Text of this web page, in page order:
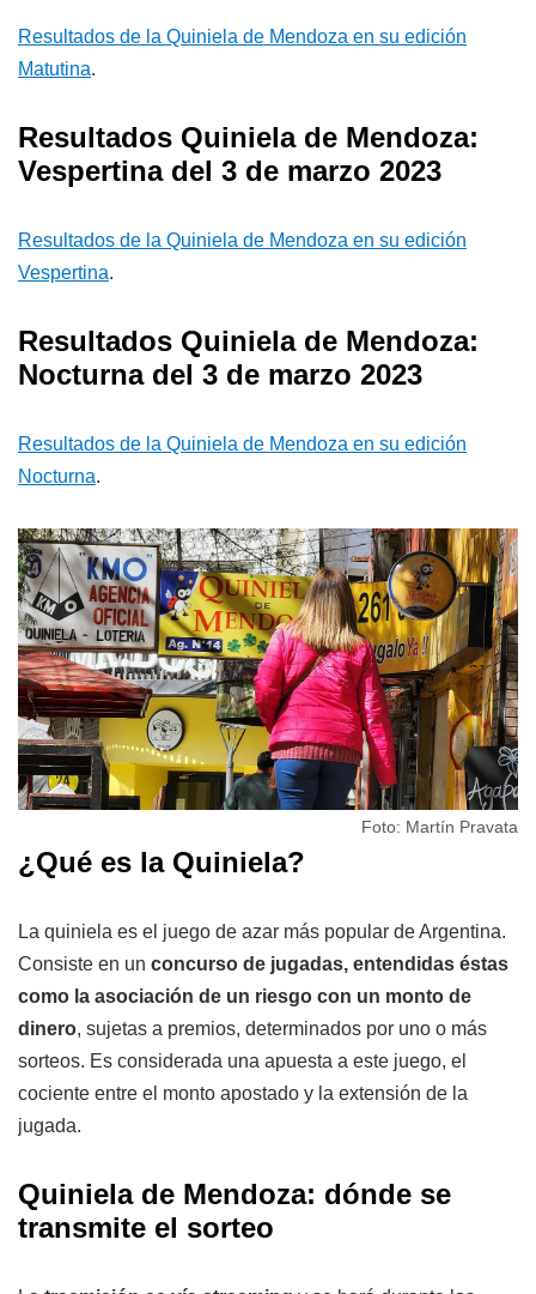
Resultados de la Quiniela de Mendoza en su edición
Matutina.
Resultados Quiniela de Mendoza:
Vespertina del 3 de marzo 2023
Resultados de la Quiniela de Mendoza en su edición
Vespertina.
Resultados Quiniela de Mendoza:
Nocturna del 3 de marzo 2023
Resultados de la Quiniela de Mendoza en su edición
Nocturna.
Foto: Martín Pravata
¿Qué es la Quiniela?
La quiniela es el juego de azar más popular de Argentina.
Consiste en un concurso de jugadas, entendidas éstas
como la asociación de un riesgo con un monto de
dinero, sujetas a premios, determinados por uno o más
sorteos. Es considerada una apuesta a este juego, el
cociente entre el monto apostado y la extensión de la
jugada.
Quiniela de Mendoza: dónde se
transmite el sorteo